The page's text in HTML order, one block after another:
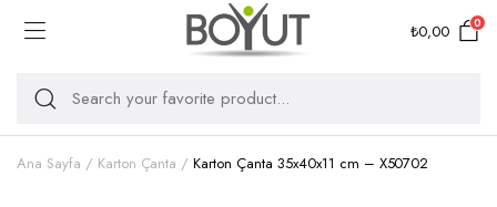
₺0,00 0
Ana Sayfa Karton Çanta Karton Çanta 35x40x11 cm – X50702